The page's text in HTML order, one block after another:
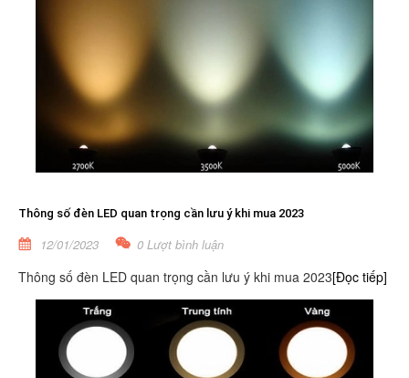
Thông số đèn LED quan trọng cần lưu ý khi mua 2023
12/01/2023 0 Lượt bình luận
Thông số đèn LED quan trọng cần lưu ý khi mua 2023[Đọc tiếp]